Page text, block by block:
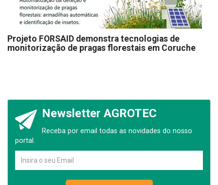
Projeto FORSAID demonstra tecnologias de
monitorização de pragas florestais em Coruche
Newsletter AGROTEC
Receba por email todas as novidades do nosso
portal.